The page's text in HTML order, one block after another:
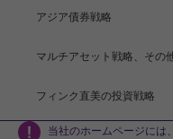
アジア債券戦略
マルチアセット戦略、その
フィンク直美の投資戦略
当社のホームページには